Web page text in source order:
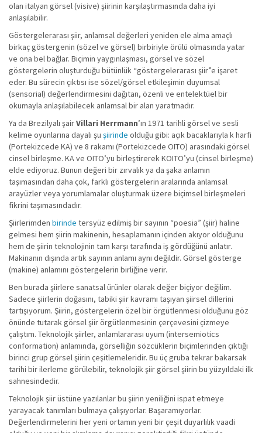
olan italyan görsel (visive) şiirinin karşılaştırmasında daha iyi
anlaşılabilir.
Göstergelerarası şiir, anlamsal değerleri yeniden ele alma amaçlı
birkaç göstergenin (sözel ve görsel) birbiriyle örülü olmasında yatar
ve ona bel bağlar. Biçimin yaygınlaşması, görsel ve sözel
göstergelerin oluşturduğu bütünlük “göstergelerarası şiir”e işaret
eder. Bu sürecin çıktısı ise sözel/görsel etkileşimin duyumsal
(sensorial) değerlendirmesini dağıtan, özenli ve entelektüel bir
okumayla anlaşılabilecek anlamsal bir alan yaratmadır.
Ya da Brezilyalı şairVillari Herrmann’ın 1971 tarihli görsel ve sesli
kelime oyunlarına dayalı şu şiirinde olduğu gibi: açık bacaklarıyla k harfi
(Portekizcede KA) ve 8 rakamı (Portekizcede OITO) arasındaki görsel
cinsel birleşme. KA ve OITO’yu birleştirerek KOITO’yu (cinsel birleşme)
elde ediyoruz. Bunun değeri bir zırvalık ya da şaka anlamın
taşımasından daha çok, farklı göstergelerin aralarında anlamsal
arayüzler veya yorumlamalar oluşturmak üzere biçimsel birleşmeleri
fikrini taşımasındadır.
Şiirlerimden birinde tersyüz edilmiş bir sayının “poesia” (şiir) haline
gelmesi hem şiirin makinenin, hesaplamanın içinden akıyor olduğunu
hem de şiirin teknolojinin tam karşı tarafında iş gördüğünü anlatır.
Makinanın dışında artık sayının anlamı aynı değildir. Görsel gösterge
(makine) anlamını göstergelerin birliğine verir.
Ben burada şiirlere sanatsal ürünler olarak değer biçiyor değilim.
Sadece şiirlerin doğasını, tabiki şiir kavramı taşıyan şiirsel dillerini
tartışıyorum. Şiirin, göstergelerin özel bir örgütlenmesi olduğunu göz
önünde tutarak görsel şiir örgütlenmesinin çerçevesini çizmeye
çalıştım. Teknolojik şiirler, anlamlararası uyum (intersemiotics
conformation) anlamında, görselliğin sözcüklerin biçimlerinden çıktığı
birinci grup görsel şiirin çeşitlemeleridir. Bu üç gruba tekrar bakarsak
tarihi bir ilerleme görülebilir, teknolojik şiir görsel şiirin bu yüzyıldaki ilk
sahnesindedir.
Teknolojik şiir üstüne yazılanlar bu şiirin yeniliğini ispat etmeye
yarayacak tanımları bulmaya çalışıyorlar. Başaramıyorlar.
Değerlendirmelerini her yeni ortamın yeni bir çeşit duyarlılık vaadi